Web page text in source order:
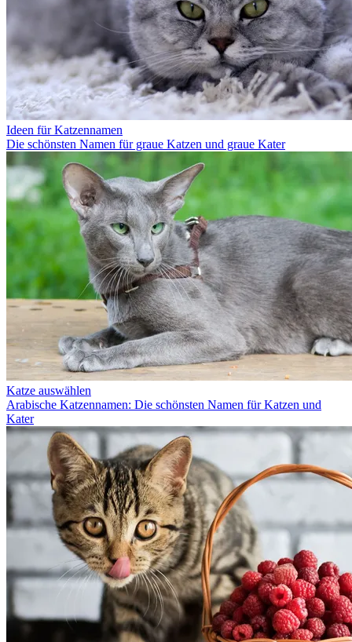
Ideen für Katzennamen
Die schönsten Namen für graue Katzen und graue Kater
Katze auswählen
Arabische Katzennamen: Die schönsten Namen für Katzen und
Kater